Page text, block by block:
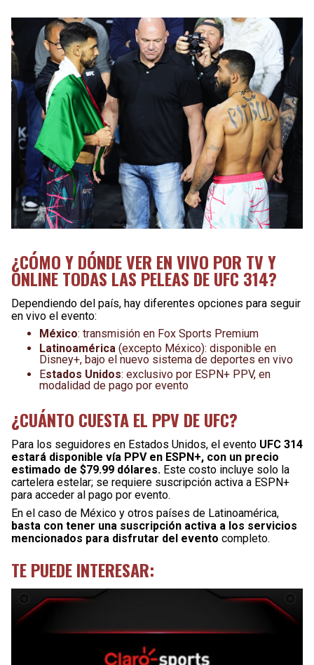
¿CÓMO Y DÓNDE VER EN VIVO POR TV Y
ONLINE TODAS LAS PELEAS DE UFC 314?
Dependiendo del país, hay diferentes opciones para seguir
en vivo el evento:
México: transmisión en Fox Sports Premium
Latinoamérica (excepto México): disponible en
Disney+, bajo el nuevo sistema de deportes en vivo
Estados Unidos: exclusivo por ESPN+ PPV, en
modalidad de pago por evento
¿CUÁNTO CUESTA EL PPV DE UFC?
Para los seguidores en Estados Unidos, el evento UFC 314
estará disponible vía PPV en ESPN+, con un precio
estimado de $79.99 dólares. Este costo incluye solo la
cartelera estelar; se requiere suscripción activa a ESPN+
para acceder al pago por evento.
En el caso de México y otros países de Latinoamérica,
basta con tener una suscripción activa a los servicios
mencionados para disfrutar del evento completo.
TE PUEDE INTERESAR: